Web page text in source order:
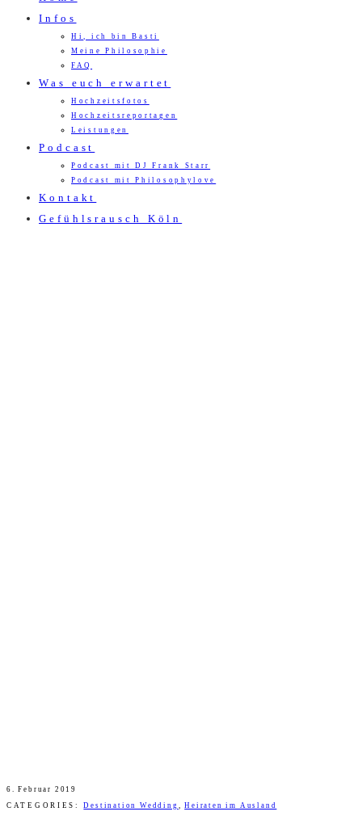
Infos
Hi, ich bin Basti
Meine Philosophie
FAQ
Was euch erwartet
Hochzeitsfotos
Hochzeitsreportagen
Leistungen
Podcast
Podcast mit DJ Frank Starr
Podcast mit Philosophylove
Kontakt
Gefühlsrausch Köln
6. Februar 2019
CATEGORIES:Destination Wedding ,Heiraten im Ausland